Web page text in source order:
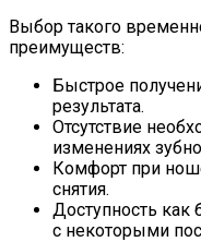
Выбор такого
преимуществ:
Быстрое
результата.
Отсутствие
изменениях
Комфорт при
снятия.
Доступность
с некоторыми